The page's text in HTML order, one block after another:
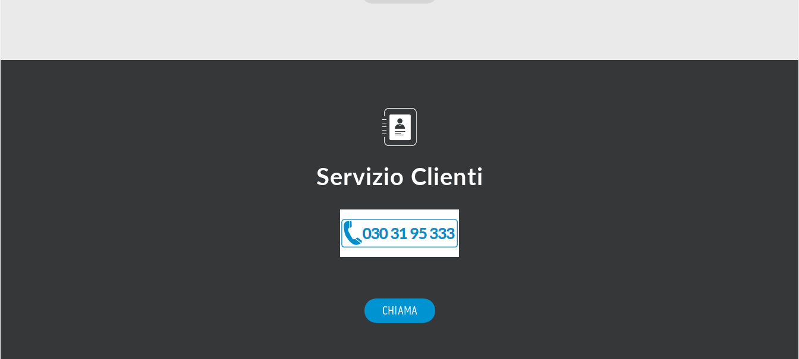
Servizio Clienti
CHIAMA